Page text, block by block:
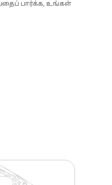
பார்க்க, உங்கள்